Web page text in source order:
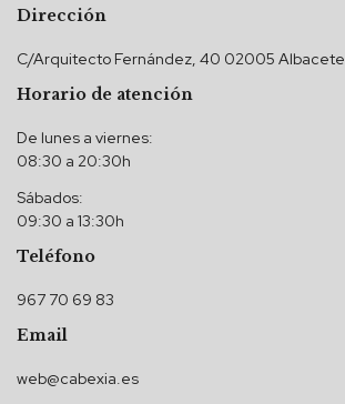
Dirección
C/Arquitecto Fernández, 40 02005 Albacete
Horario de atención
De lunes a viernes:
08:30 a 20:30h
Sábados:
09:30 a 13:30h
Teléfono
967 70 69 83
Email
web@cabexia.es